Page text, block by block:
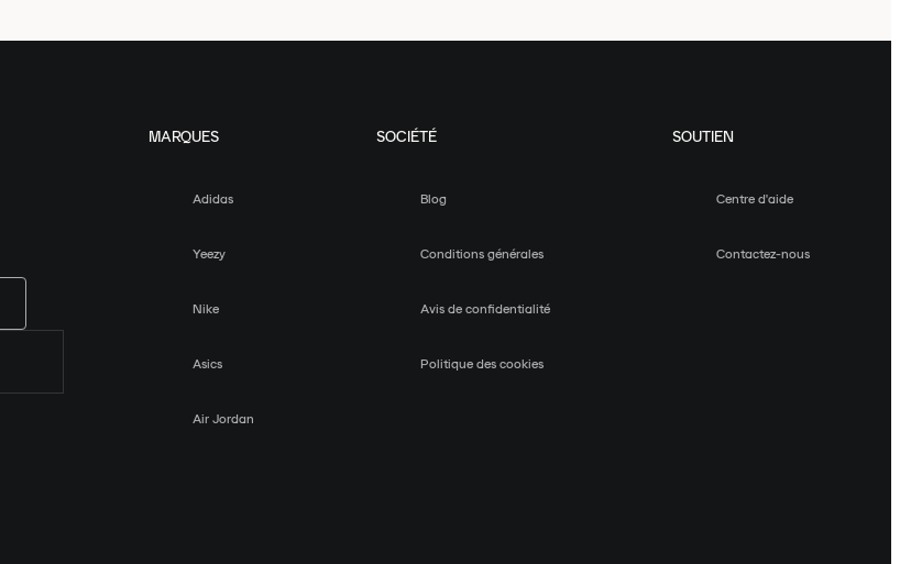
MARQUES
Adidas
Yeezy
Nike
Asics
Air Jordan
SOCIÉTÉ
Blog
Conditions générales
Avis de confidentialité
Politique des cookies
SOUTIEN
Centre d'aide
Contactez-nous